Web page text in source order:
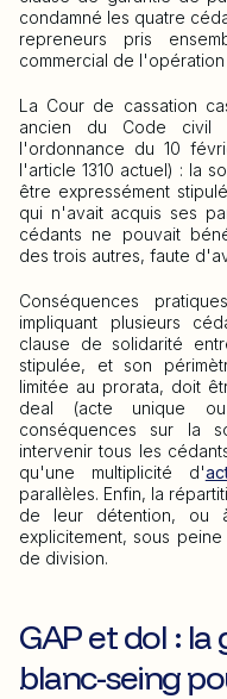
condamné les quatre
repreneurs pris
commercial de
La Cour de cassation
ancien du Code civil
l'ordonnance du 10
l'article 1310 actuel) : la
être expressément
qui n'avait acquis ses
cédants ne pouvait
des trois autres, faute
Conséquences
impliquant plusieurs
clause de solidarité
stipulée, et son
limitée au prorata, doit
deal (acte unique
conséquences sur la
intervenir tous les
qu'une multiplicité d'
parallèles. Enfin, la
de leur détention, ou
explicitement, sous
de division.
GAP et dol :
blanc-seing